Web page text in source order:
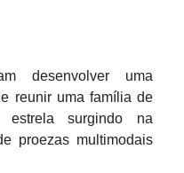
desenvolver uma
reunir uma família de
surgindo na
proezas multimodais